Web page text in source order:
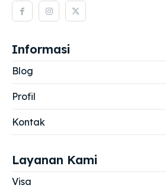
Informasi
Blog
Profil
Kontak
Layanan Kami
Visa